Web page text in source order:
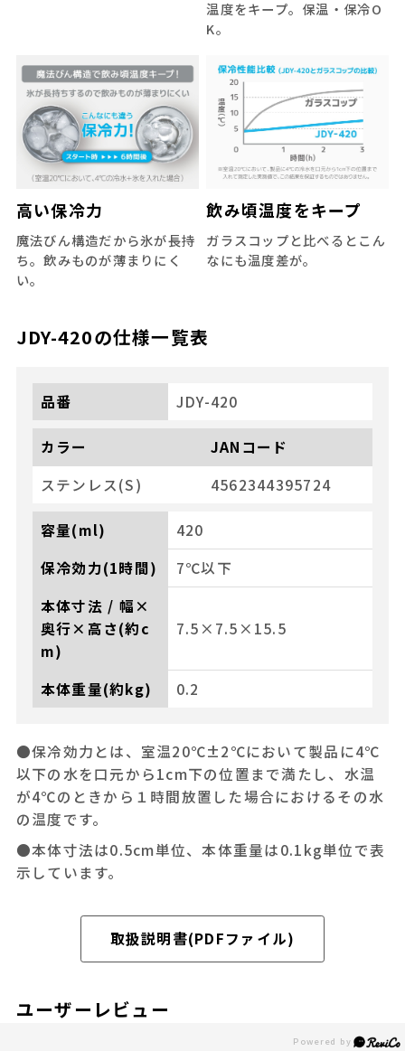
温度をキープ。保温・保冷O
K。
高い保冷力
魔法びん構造だから氷が長持
ち。飲みものが薄まりにく
い。
飲み頃温度をキープ
ガラスコップと比べるとこん
なにも温度差が。
JDY-420の仕様一覧表
品番 JDY-420
カラー
JANコード
ステンレス(S)
4562344395724
容量(ml)
420
保冷効力(1時間)
7℃以下
本体寸法 / 幅×
奥行×高さ(約c
m)
7.5×7.5×15.5
本体重量(約kg) 0.2
●保冷効力とは、室温20℃±2℃において製品に4℃
以下の水を口元から1cm下の位置まで満たし、水温
が4℃のときから１時間放置した場合におけるその水
の温度です。
●本体寸法は0.5cm単位、本体重量は0.1kg単位で表
示しています。
取扱説明書(PDFファイル)
ユーザーレビュー